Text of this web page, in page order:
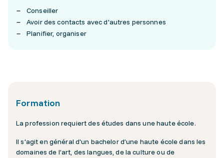
Conseiller
Avoir des contacts avec d'autres personnes
Planifier, organiser
Formation
La profession requiert des études dans une haute école.
Il s'agit en général d'un bachelor d’une haute école dans les
domaines de l’art, des langues, de la culture ou de